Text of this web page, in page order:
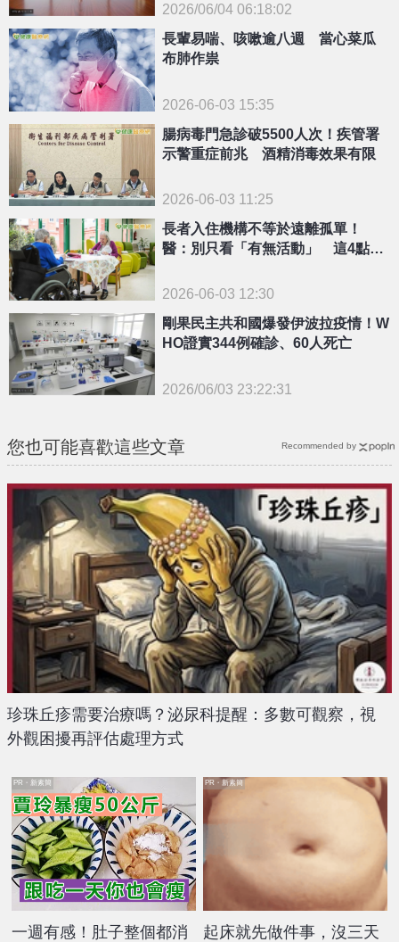
{PLAYICON}
2026/06/04 06:18:02
長輩易喘、咳嗽逾八週 當心菜瓜
布肺作祟
2026-06-03 15:35
腸病毒門急診破5500人次！疾管署
示警重症前兆 酒精消毒效果有限
2026-06-03 11:25
長者入住機構不等於遠離孤單！
醫：別只看「有無活動」 這4點更
2026-06-03 12:30
剛果民主共和國爆發伊波拉疫情！W
HO證實344例確診、60人死亡
2026/06/03 23:22:31
您也可能喜歡這些文章
珍珠丘疹需要治療嗎？泌尿科提醒：多數可觀察，視
外觀困擾再評估處理方式
一週有感！肚子整個都消
PR・新素簡
起床就先做件事，沒三天
PR・新素簡
Recommended by